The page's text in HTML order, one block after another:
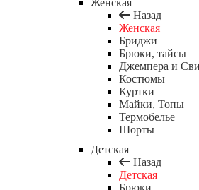
Назад
Женская
Бриджи
Брюки, тайсы
Джемпера и
Костюмы
Куртки
Майки, Топы
Термобелье
Шорты
Детская
Назад
Детская
Брюки